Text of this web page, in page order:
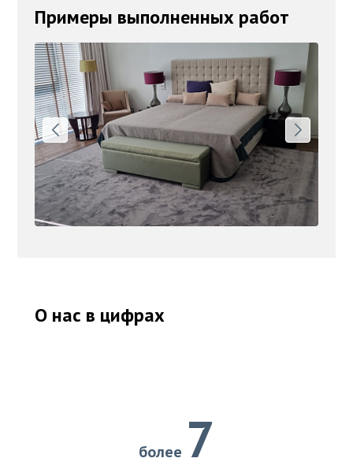
Примеры выполненных работ
О нас в цифрах
более 7